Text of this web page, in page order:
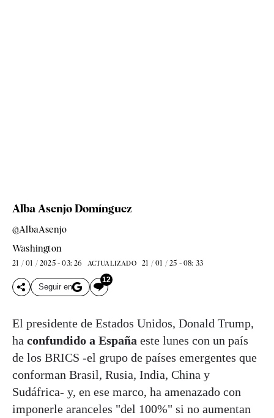
Alba Asenjo Domínguez
@AlbaAsenjo
Washington
21 / 01 / 2025 - 03: 26 ACTUALIZADO 21 / 01 / 25 - 08: 33
Seguir en
12
El presidente de Estados Unidos, Donald Trump,
ha confundido a España este lunes con un país
de los BRICS -el grupo de países emergentes que
conforman Brasil, Rusia, India, China y
Sudáfrica- y, en ese marco, ha amenazado con
imponerle aranceles "del 100%" si no aumentan